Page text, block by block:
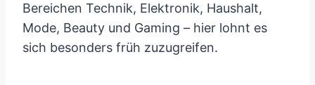
Bereichen Technik, Elektronik, Haushalt,
Mode, Beauty und Gaming – hier lohnt es
sich besonders früh zuzugreifen.